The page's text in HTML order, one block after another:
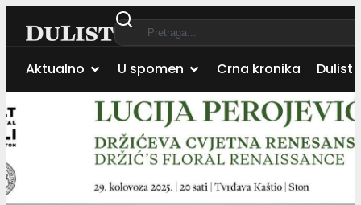
Aktualno U spomen Crna kronika Dulist